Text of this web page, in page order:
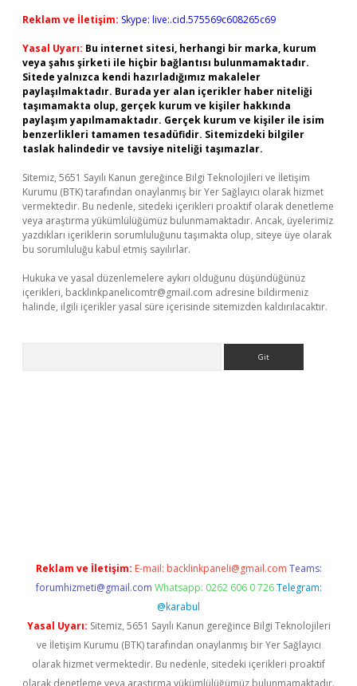
Reklam ve İletişim: Skype: live:.cid.575569c608265c69
Yasal Uyarı: Bu internet sitesi, herhangi bir marka, kurum
veya şahıs şirketi ile hiçbir bağlantısı bulunmamaktadır.
Sitede yalnızca kendi hazırladığımız makaleler
paylaşılmaktadır. Burada yer alan içerikler haber niteliği
taşımamakta olup, gerçek kurum ve kişiler hakkında
paylaşım yapılmamaktadır. Gerçek kurum ve kişiler ile isim
benzerlikleri tamamen tesadüfidir. Sitemizdeki bilgiler
taslak halindedir ve tavsiye niteliği taşımazlar.
Sitemiz, 5651 Sayılı Kanun gereğince Bilgi Teknolojileri ve İletişim
Kurumu (BTK) tarafından onaylanmış bir Yer Sağlayıcı olarak hizmet
vermektedir. Bu nedenle, sitedeki içerikleri proaktif olarak denetleme
veya araştırma yükümlülüğümüz bulunmamaktadır. Ancak, üyelerimiz
yazdıkları içeriklerin sorumluluğunu taşımakta olup, siteye üye olarak
bu sorumluluğu kabul etmiş sayılırlar.
Hukuka ve yasal düzenlemelere aykırı olduğunu düşündüğünüz
içerikleri, backlinkpanelicomtr@gmail.com adresine bildirmeniz
halinde, ilgili içerikler yasal süre içerisinde sitemizden kaldırılacaktır.
Reklam ve İletişim: E-mail: backlinkpaneli@gmail.com Teams:
forumhizmeti@gmail.com Whatsapp: 0262 606 0 726 Telegram:
@karabul
Yasal Uyarı: Sitemiz, 5651 Sayılı Kanun gereğince Bilgi Teknolojileri
ve İletişim Kurumu (BTK) tarafından onaylanmış bir Yer Sağlayıcı
olarak hizmet vermektedir. Bu nedenle, sitedeki içerikleri proaktif
olarak denetleme veya araştırma yükümlülüğümüz bulunmamaktadır.